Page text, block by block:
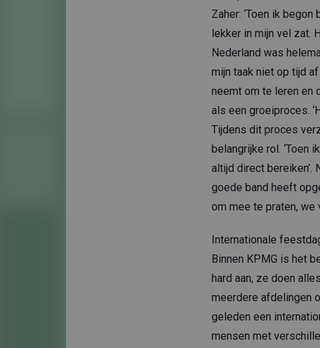
Zaher: ‘Toen ik
lekker in mijn vel zat.
Nederland was
mijn taak niet op tijd
neemt om te leren en
als een groeiproces.
Tijdens dit proces
belangrijke rol. ‘Toen
altijd direct
goede band heeft
om mee te praten, we
Internationale
Binnen KPMG is het
hard aan, ze doen
meerdere afdelingen
geleden een
mensen met